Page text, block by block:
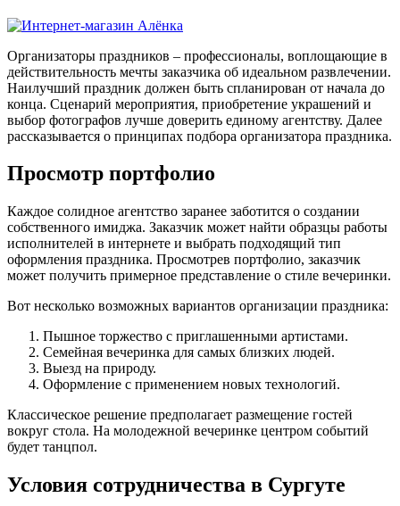
Организаторы праздников – профессионалы, воплощающие в
действительность мечты заказчика об идеальном развлечении.
Наилучший праздник должен быть спланирован от начала до
конца. Сценарий мероприятия, приобретение украшений и
выбор фотографов лучше доверить единому агентству. Далее
рассказывается о принципах подбора организатора праздника.
Просмотр портфолио
Каждое солидное агентство заранее заботится о создании
собственного имиджа. Заказчик может найти образцы работы
исполнителей в интернете и выбрать подходящий тип
оформления праздника. Просмотрев портфолио, заказчик
может получить примерное представление о стиле вечеринки.
Вот несколько возможных вариантов организации праздника:
Пышное торжество с приглашенными артистами.
Семейная вечеринка для самых близких людей.
Выезд на природу.
Оформление с применением новых технологий.
Классическое решение предполагает размещение гостей
вокруг стола. На молодежной вечеринке центром событий
будет танцпол.
Условия сотрудничества в Сургуте